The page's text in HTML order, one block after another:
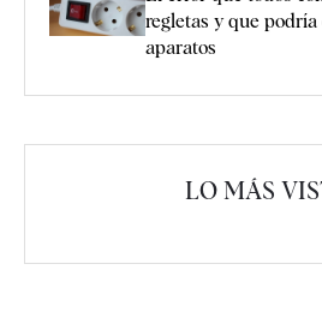
regletas y que
aparatos
LO MÁS